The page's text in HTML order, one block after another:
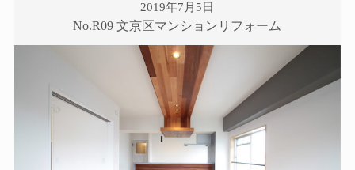
2019年7月5日
No.R09 文京区マンションリフォーム